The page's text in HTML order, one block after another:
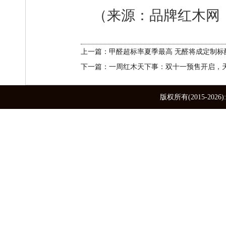
（来源：品牌红木
上一篇：甲醛超标率夏季最高 无醛将成定制标
下一篇：一周红木天下事：双十一预售开启，
版权所有(2015-